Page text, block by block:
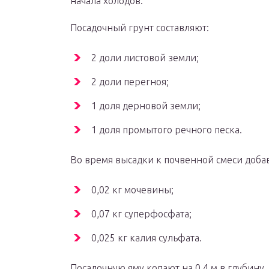
Посадочный грунт составляют:
2 доли листовой земли;
2 доли перегноя;
1 доля дерновой земли;
1 доля промытого речного песка.
Во время высадки к почвенной смеси
0,02 кг мочевины;
0,07 кг суперфосфата;
0,025 кг калия сульфата.